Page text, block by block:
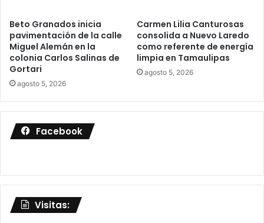
Beto Granados inicia
pavimentación de la calle
Miguel Alemán en la
colonia Carlos Salinas de
Gortari
agosto 5, 2026
Carmen Lilia Canturosas
consolida a Nuevo Laredo
como referente de energía
limpia en Tamaulipas
agosto 5, 2026
Facebook
Visitas: